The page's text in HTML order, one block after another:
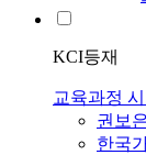
KCI등재
교육과정
권보
한국